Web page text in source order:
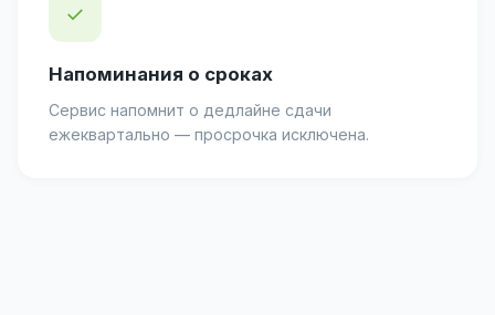
✓
Напоминания о сроках
Сервис напомнит о дедлайне сдачи
ежеквартально — просрочка исключена.